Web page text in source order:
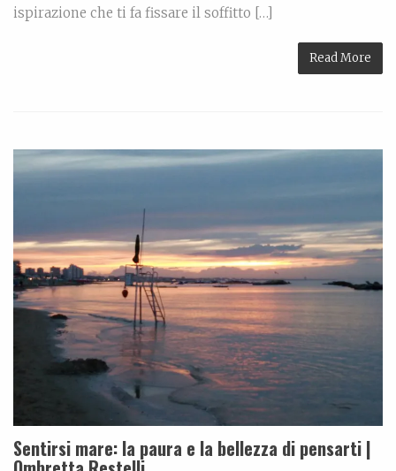
ispirazione che ti fa fissare il soffitto […]
Read More
Sentirsi mare: la paura e la bellezza di pensarti |